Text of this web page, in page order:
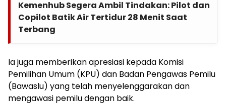
Kemenhub Segera Ambil Tindakan: Pilot dan
Copilot Batik Air Tertidur 28 Menit Saat
Terbang
Ia juga memberikan apresiasi kepada Komisi
Pemilihan Umum (KPU) dan Badan Pengawas Pemilu
(Bawaslu) yang telah menyelenggarakan dan
mengawasi pemilu dengan baik.